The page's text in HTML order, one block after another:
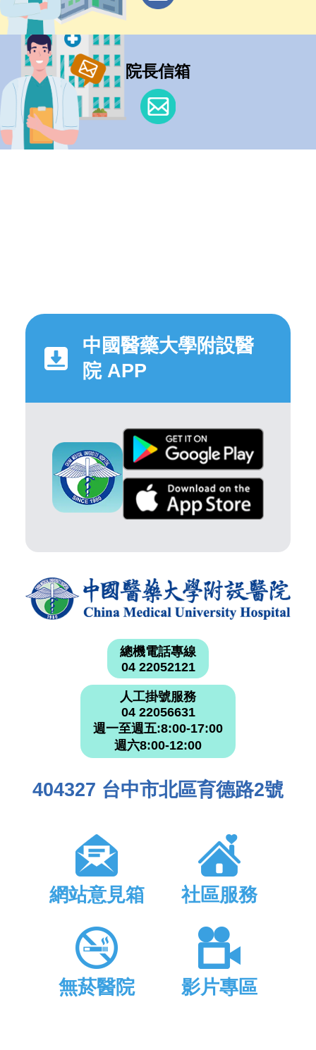
院長信箱
中國醫藥大學附設醫
院 APP
總機電話專線
04 22052121
人工掛號服務
04 22056631
週一至週五:8:00-17:00
週六8:00-12:00
404327 台中市北區育德路2號
網站意見箱 社區服務
無菸醫院 影片專區